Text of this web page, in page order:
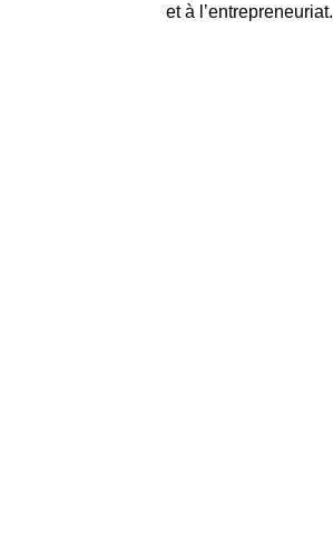
et à l’entrepreneuriat.